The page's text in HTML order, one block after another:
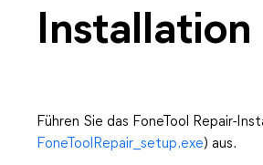
Installation
Führen Sie das FoneTool Repair-
FoneToolRepair_setup.exe) aus.